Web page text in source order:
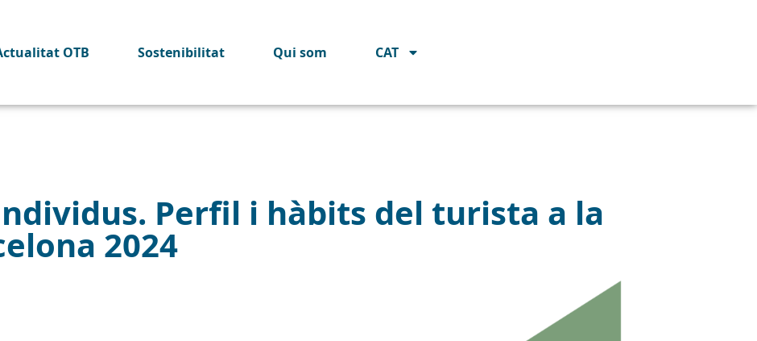
OTB Sostenibilitat Qui som CAT
Perfil i hàbits del turista a la
2024